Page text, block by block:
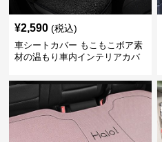
¥2,590 (税込)
車シートカバー もこもこボア素
材の温もり車内インテリアカバ